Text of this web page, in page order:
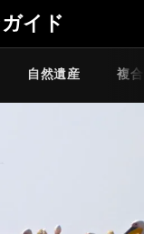
イド
自然遺産 複